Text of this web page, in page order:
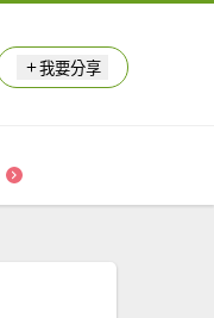
我要分享